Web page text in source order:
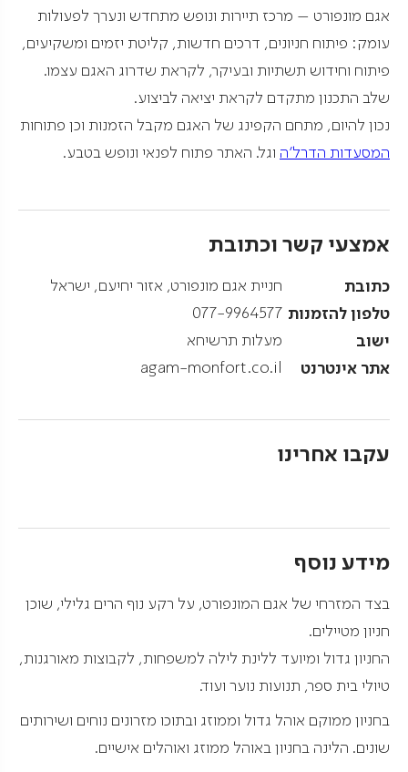
אגם מונפורט – מרכז תיירות ונופש מתחדש ונערך לפעולות
עומק: פיתוח חניונים, דרכים חדשות, קליטת יזמים ומשקיעים,
פיתוח וחידוש תשתיות ובעיקר, לקראת שדרוג האגם עצמו.
שלב התכנון מתקדם לקראת יציאה לביצוע.
נכון להיום, מתחם הקפינג של האגם מקבל הזמנות וכן פתוחות
המסעדות הדרל'ה וגל. האתר פתוח לפנאי ונופש בטבע.
אמצעי קשר וכתובת
כתובת חניית אגם מונפורט, אזור יחיעם, ישראל
טלפון להזמנות 077-9964577
ישוב מעלות תרשיחא
אתר אינטרנט agam-monfort.co.il
עקבו אחרינו
מידע נוסף
בצד המזרחי של אגם המונפורט, על רקע נוף הרים גלילי, שוכן
חניון מטיילים.
החניון גדול ומיועד ללינת לילה למשפחות, לקבוצות מאורגנות,
טיולי בית ספר, תנועות נוער ועוד.
בחניון ממוקם אוהל גדול וממוזג ובתוכו מזרונים נוחים ושירותים
שונים. הלינה בחניון באוהל ממוזג ואוהלים אישיים.